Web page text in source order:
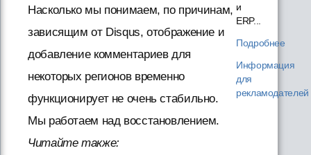
Насколько мы понимаем, по причинам,
зависящим от Disqus, отображение и
добавление комментариев для
некоторых регионов временно
функционирует не очень стабильно.
Мы работаем над восстановлением.
Читайте также:
и
ERP...
Подробнее
Информация
для
рекламодателей